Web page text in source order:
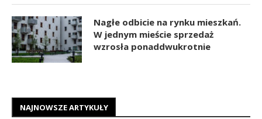
Nagłe odbicie na rynku mieszkań.
W jednym mieście sprzedaż
wzrosła ponaddwukrotnie
NAJNOWSZE ARTYKUŁY